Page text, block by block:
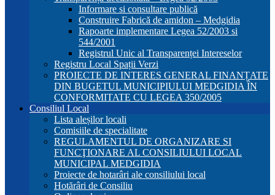
Informare si consultare publică
Construire Fabrică de amidon – Medgidia
Rapoarte implementare Legea 52/2003 si
544/2001
Registrul Unic al Transparenței Intereselor
Registru Local Spații Verzi
PROIECTE DE INTERES GENERAL FINANȚATE
DIN BUGETUL MUNICIPIULUI MEDGIDIA ÎN
CONFORMITATE CU LEGEA 350/2005
Consiliul Local
Lista aleșilor locali
Comisiile de specialitate
REGULAMENTUL DE ORGANIZARE SI
FUNCŢIONARE AL CONSILIULUI LOCAL
MUNICIPAL MEDGIDIA
Proiecte de hotarâri ale consiliului local
Hotărâri de Consiliu